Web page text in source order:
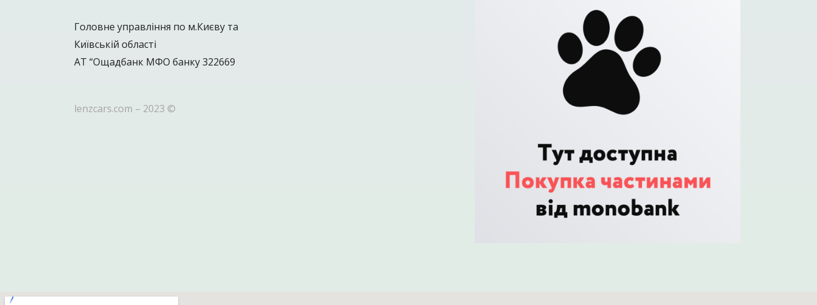
Головне управління по м.Києву та
Київській області
АТ “Ощадбанк МФО банку 322669
lenzcars.com – 2023 ©